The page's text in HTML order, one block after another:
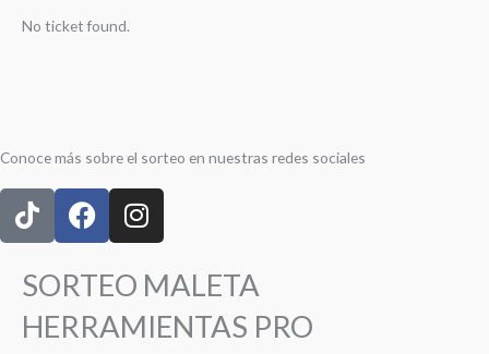
No ticket found.
Conoce más sobre el sorteo en nuestras redes sociales
T
i
t
o
k
F
a
e
b
o
I
n
t
a
g
SORTEO MALETA
HERRAMIENTAS PRO